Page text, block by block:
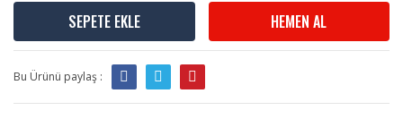
SEPETE EKLE HEMEN AL
Bu Ürünü paylaş :